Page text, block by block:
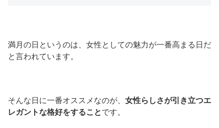
満月の日というのは、女性としての魅力が一番高まる日だ
と言われています。
そんな日に一番オススメなのが、 女性らしさが引き立つエ
レガントな格好をすることです。